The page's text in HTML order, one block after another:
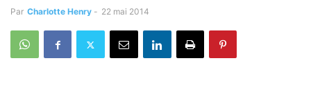
Par Charlotte Henry - 22 mai 2014